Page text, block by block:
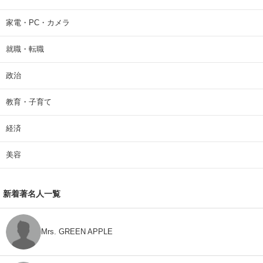
家電・PC・カメラ
就職・転職
政治
教育・子育て
経済
美容
新着著名人一覧
Mrs. GREEN APPLE